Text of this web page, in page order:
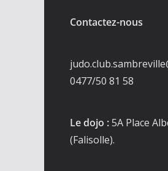
Contactez-nous
0477/50 81 58
Le dojo :5A Place
(Falisolle).